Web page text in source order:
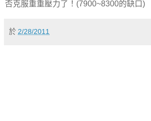
否克服重重壓力了！(7900~8300的缺口)
於 2/28/2011